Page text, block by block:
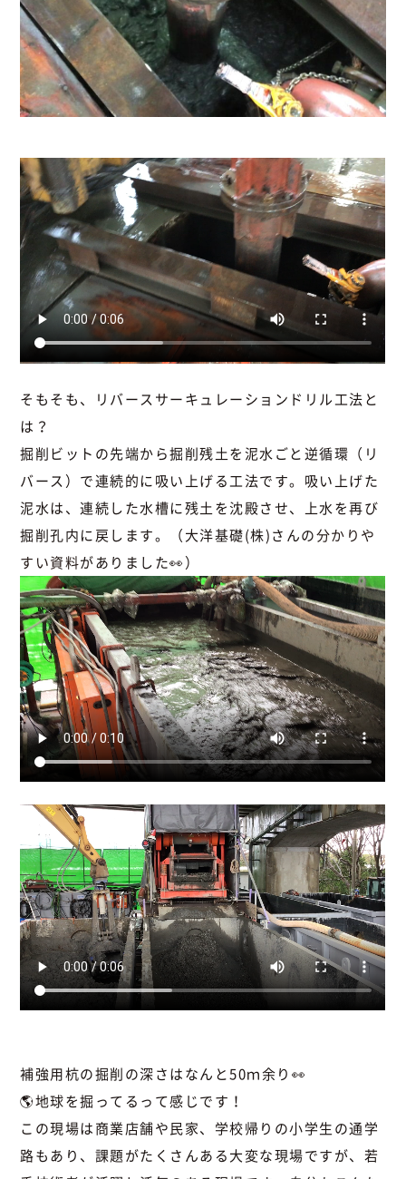
そもそも、リバースサーキュレーションドリル工法と
は？
掘削ビットの先端から掘削残土を泥水ごと逆循環（リ
バース）で連続的に吸い上げる工法です。吸い上げた
泥水は、連続した水槽に残土を沈殿させ、上水を再び
掘削孔内に戻します。（大洋基礎(株)さんの分かりや
すい資料がありました👀）
補強用杭の掘削の深さはなんと50ｍ余り👀
🌎地球を掘ってるって感じです！
この現場は商業店舗や民家、学校帰りの小学生の通学
路もあり、課題がたくさんある大変な現場ですが、若